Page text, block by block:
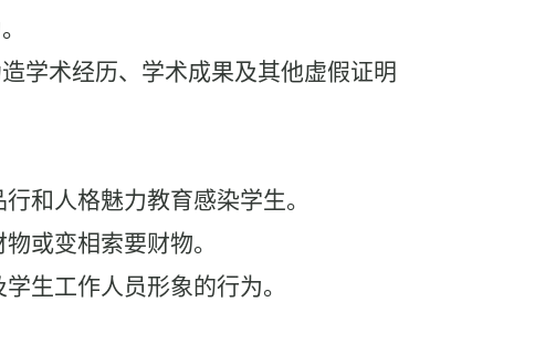
学术经历、学术成果及其他虚假证明
和人格魅力教育感染学生。
或变相索要财物。
生工作人员形象的行为。